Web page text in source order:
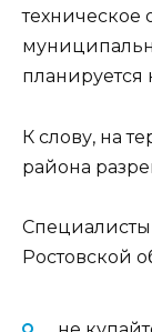
техническое
планируется
К слову, на
района
Специалисты
Ростовской